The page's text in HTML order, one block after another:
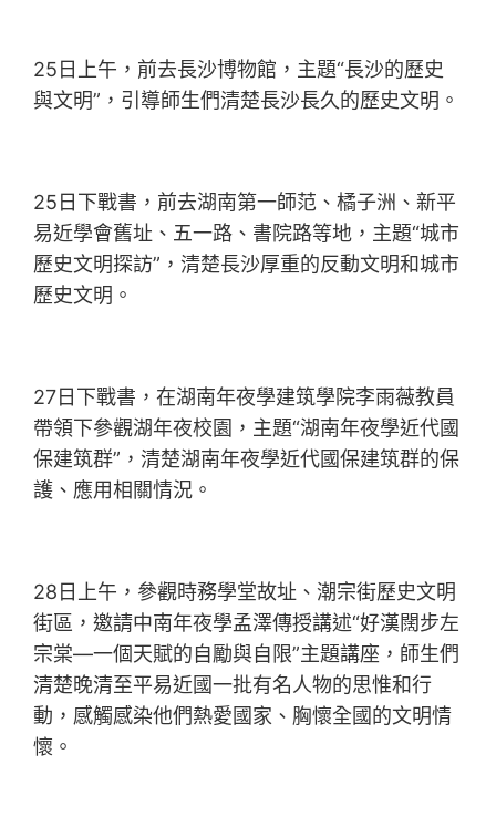
25日上午，前去長沙博物館，主題“長沙的歷史
與文明”，引導師生們清楚長沙長久的歷史文明。
25日下戰書，前去湖南第一師范、橘子洲、新平
易近學會舊址、五一路、書院路等地，主題“城市
歷史文明探訪”，清楚長沙厚重的反動文明和城市
歷史文明。
27日下戰書，在湖南年夜學建筑學院李雨薇教員
帶領下參觀湖年夜校園，主題“湖南年夜學近代國
保建筑群”，清楚湖南年夜學近代國保建筑群的保
護、應用相關情況。
28日上午，參觀時務學堂故址、潮宗街歷史文明
街區，邀請中南年夜學孟澤傳授講述“好漢闊步左
宗棠—一個天賦的自勵與自限”主題講座，師生們
清楚晚清至平易近國一批有名人物的思惟和行
動，感觸感染他們熱愛國家、胸懷全國的文明情
懷。